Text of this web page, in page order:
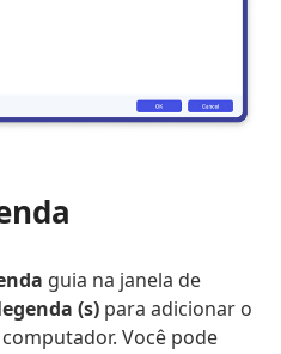
guia na janela de
(s) para adicionar o
Você pode